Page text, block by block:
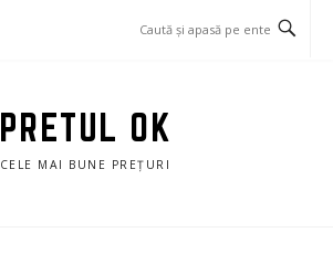
PRETUL OK
CELE MAI BUNE PREȚURI